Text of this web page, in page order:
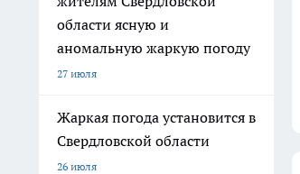
области ясную и
аномальную жаркую погоду
27 июля
Жаркая погода установится в
Свердловской области
26 июля